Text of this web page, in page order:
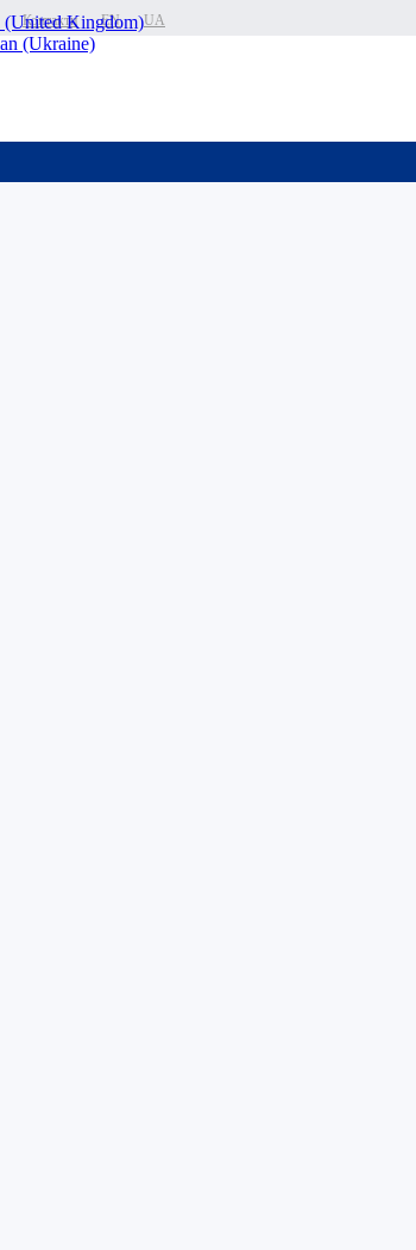
UA
EN
Контакти